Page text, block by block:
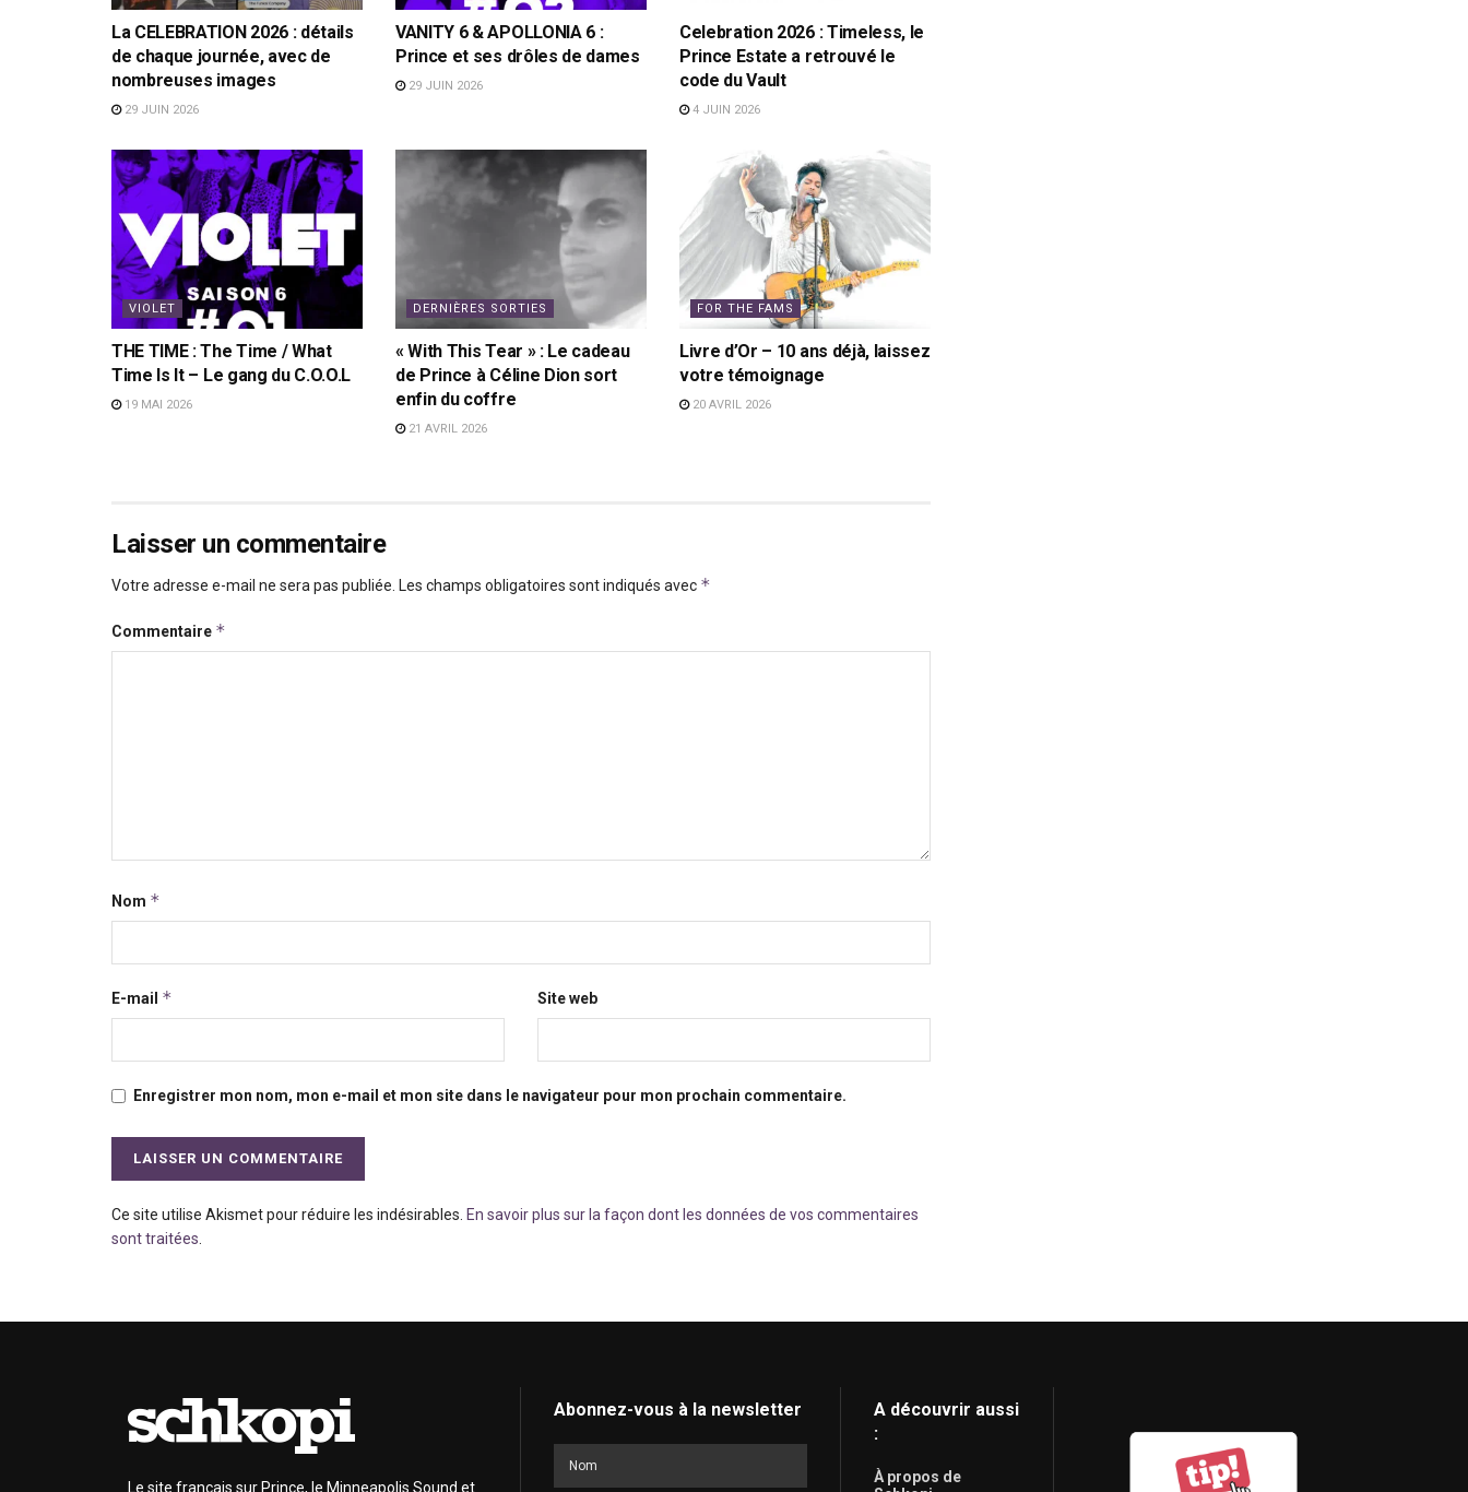
La CELEBRATION 2026 : détails
de chaque journée, avec de
nombreuses images
29 JUIN 2026
VANITY 6 & APOLLONIA 6 :
Prince et ses drôles de dames
29 JUIN 2026
Celebration 2026 : Timeless, le
Prince Estate a retrouvé le
code du Vault
4 JUIN 2026
VIOLET
THE TIME : The Time / What
Time Is It – Le gang du C.O.O.L
19 MAI 2026
DERNIÈRES SORTIES
« With This Tear » : Le cadeau
de Prince à Céline Dion sort
enfin du coffre
21 AVRIL 2026
FOR THE FAMS
Livre d’Or – 10 ans déjà, laissez
votre témoignage
20 AVRIL 2026
Laisser un commentaire
Votre adresse e-mail ne sera pas publiée. Les champs obligatoires sont indiqués avec *
Commentaire *
Nom *
E-mail * Site web
Enregistrer mon nom, mon e-mail et mon site dans le navigateur pour mon prochain commentaire.
Ce site utilise Akismet pour réduire les indésirables. En savoir plus sur la façon dont les données de vos commentaires
sont traitées
Le site français sur Prince, le Minneapolis Sound et
Abonnez-vous à la newsletter
A découvrir aussi
:
À propos de